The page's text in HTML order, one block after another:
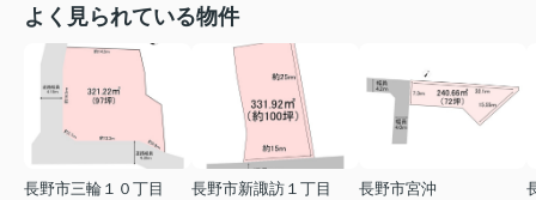
よく見られている物件
長野市三輪１０丁目
長野市新諏訪１丁目
長野市宮沖